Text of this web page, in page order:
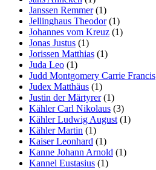
Janssen Remmer(1)
Jellinghaus Theodor(1)
Johannes vom Kreuz (1)
Jonas Justus (1)
Jorissen Matthias (1)
Juda Leo (1)
Judd Montgomery Carrie Francis
Judex Matthäus (1)
Justin der Märtyrer(1)
Kähler Carl Nikolaus (3)
Kähler Ludwig August (1)
Kähler Martin (1)
Kaiser Leonhard (1)
Kanne Johann Arnold (1)
Kannel Eustasius (1)